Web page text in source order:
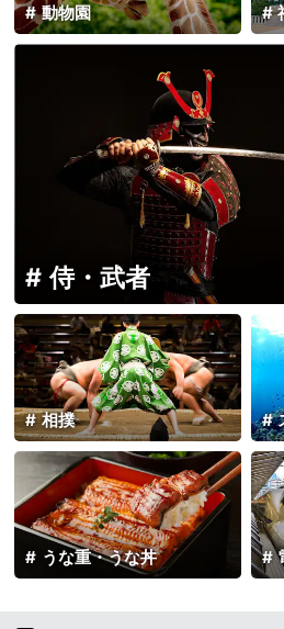
動物園
侍・武者
相撲
うな重・うな丼